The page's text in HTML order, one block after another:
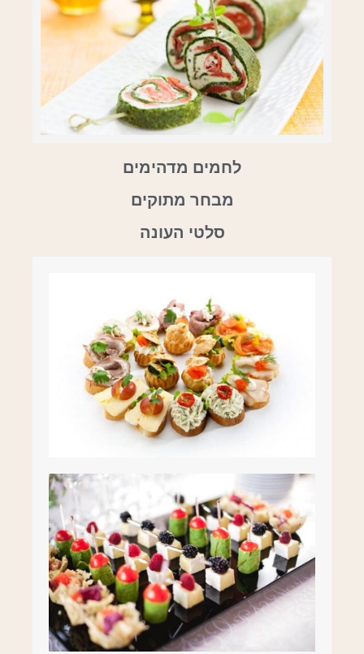
לחמים מדהימים
מבחר מתוקים
סלטי העונה